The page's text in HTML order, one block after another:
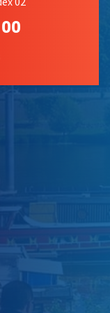
, Ouvre une nouvelle
Ouvre une nouvelle